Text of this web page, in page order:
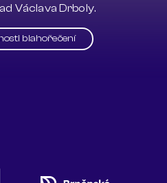
Václava Drboly.
blahořečení